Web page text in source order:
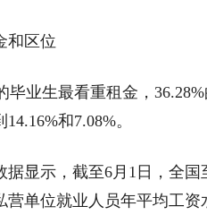
区位
业生最看重租金，36.28%
和7.08%。
示，截至6月1日，全国
营单位就业人员年平均工